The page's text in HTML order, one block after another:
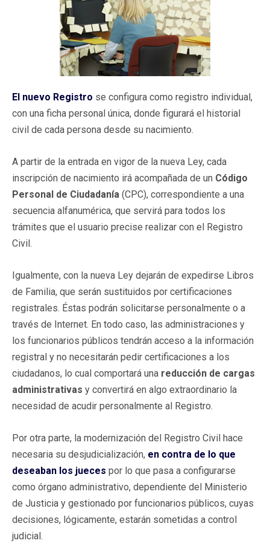
El nuevo Registro se configura como registro individual,
con una ficha personal única, donde figurará el historial
civil de cada persona desde su nacimiento.
A partir de la entrada en vigor de la nueva Ley, cada
inscripción de nacimiento irá acompañada de un Código
Personal de Ciudadanía (CPC), correspondiente a una
secuencia alfanumérica, que servirá para todos los
trámites que el usuario precise realizar con el Registro
Civil.
Igualmente, con la nueva Ley dejarán de expedirse Libros
de Familia, que serán sustituidos por certificaciones
registrales. Éstas podrán solicitarse personalmente o a
través de Internet. En todo caso, las administraciones y
los funcionarios públicos tendrán acceso a la información
registral y no necesitarán pedir certificaciones a los
ciudadanos, lo cual comportará una reducción de cargas
administrativas y convertirá en algo extraordinario la
necesidad de acudir personalmente al Registro.
Por otra parte, la modernización del Registro Civil hace
necesaria su desjudicialización, en contra de lo que
deseaban los jueces por lo que pasa a configurarse
como órgano administrativo, dependiente del Ministerio
de Justicia y gestionado por funcionarios públicos, cuyas
decisiones, lógicamente, estarán sometidas a control
judicial.